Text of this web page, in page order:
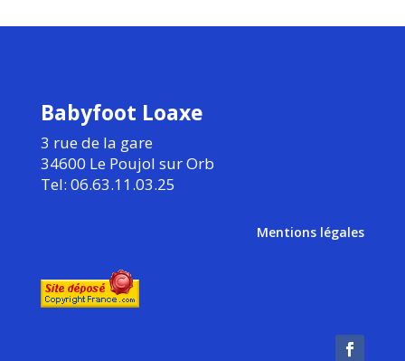
Babyfoot Loaxe
3 rue de la gare
34600 Le Poujol sur Orb
Tel: 06.63.11.03.25
Mentions légales